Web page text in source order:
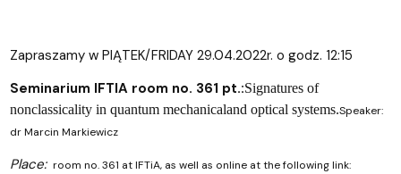
Zapraszamy w PIĄTEK/FRIDAY 29.04.2022r. o godz. 12:15
Seminarium IFTIA room no. 361 pt.:Signatures of
nonclassicality in quantum mechanicaland optical systems.Speaker:
dr Marcin Markiewicz
Place: room no. 361 at IFTiA, as well as online at the following link: